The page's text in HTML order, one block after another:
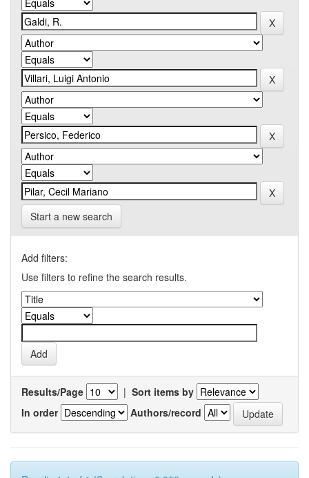
Start a new search
Add filters:
Use filters to refine the search results.
Results/Page | Sort items by
In order
Authors/record